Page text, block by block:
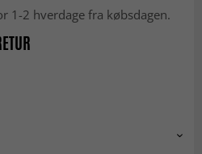
1-2 hverdage fra købsdagen.